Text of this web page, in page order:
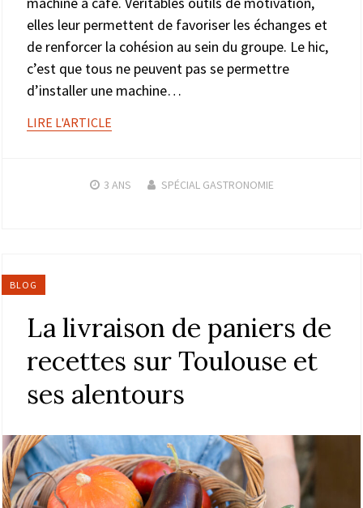
elles leur permettent de favoriser les échanges et
de renforcer la cohésion au sein du groupe. Le hic,
c’est que tous ne peuvent pas se permettre
d’installer une machine…
LIRE L'ARTICLE
3 ANS SPÉCIAL GASTRONOMIE
BLOG
La livraison de paniers de
recettes sur Toulouse et
ses alentours